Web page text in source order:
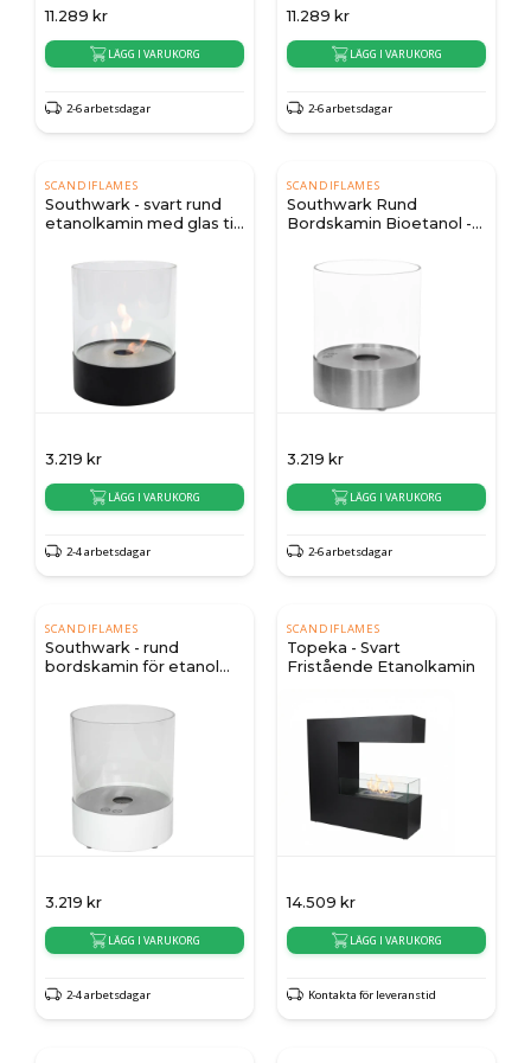
11.289 kr
LÄGG I VARUKORG
2-6 arbetsdagar
11.289 kr
LÄGG I VARUKORG
2-6 arbetsdagar
SCANDIFLAMES
Southwark - svart rund
etanolkamin med glas till
3.219 kr
LÄGG I VARUKORG
2-4 arbetsdagar
SCANDIFLAMES
Southwark Rund
Bordskamin Bioetanol -
3.219 kr
LÄGG I VARUKORG
2-6 arbetsdagar
SCANDIFLAMES
Southwark - rund
bordskamin för etanol
3.219 kr
LÄGG I VARUKORG
2-4 arbetsdagar
SCANDIFLAMES
Topeka - Svart
Fristående Etanolkamin
14.509 kr
LÄGG I VARUKORG
Kontakta för leveranstid